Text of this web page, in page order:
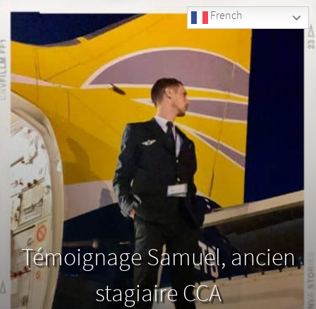
Témoignage Samuel, ancien
stagiaire CCA
French